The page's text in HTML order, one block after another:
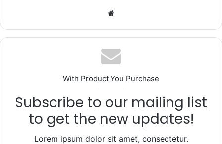
With Product You Purchase
Subscribe to our mailing list
to get the new updates!
Lorem ipsum dolor sit amet, consectetur.